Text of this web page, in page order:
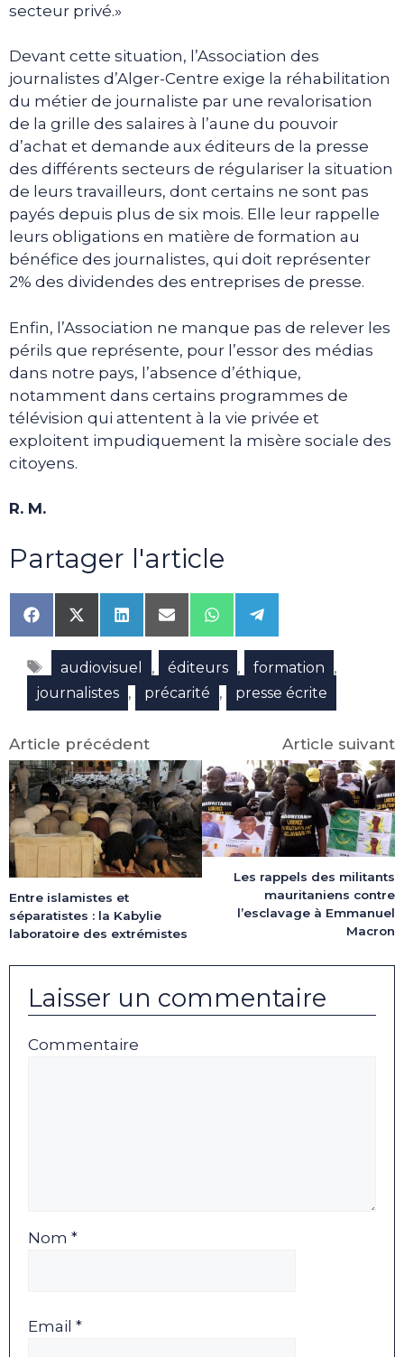
secteur privé.»
Devant cette situation, l’Association des
journalistes d’Alger-Centre exige la réhabilitation
du métier de journaliste par une revalorisation
de la grille des salaires à l’aune du pouvoir
d’achat et demande aux éditeurs de la presse
des différents secteurs de régulariser la situation
de leurs travailleurs, dont certains ne sont pas
payés depuis plus de six mois. Elle leur rappelle
leurs obligations en matière de formation au
bénéfice des journalistes, qui doit représenter
2% des dividendes des entreprises de presse.
Enfin, l’Association ne manque pas de relever les
périls que représente, pour l’essor des médias
dans notre pays, l’absence d’éthique,
notamment dans certains programmes de
télévision qui attentent à la vie privée et
exploitent impudiquement la misère sociale des
citoyens.
R. M.
Partager l'article
Share
on
Facebook
Share
on
X
(Twitter)
Share
on
LinkedIn
Share
on
Email
Share
on
WhatsApp
Share
on
Telegram
Étiquettes
audiovisuel , éditeurs , formation ,
journalistes , précarité , presse écrite
Article précédent
Entre islamistes et
séparatistes : la Kabylie
laboratoire des extrémistes
Article suivant
Les rappels des militants
mauritaniens contre
l’esclavage à Emmanuel
Macron
Laisser un commentaire
Commentaire
Nom *
Email *